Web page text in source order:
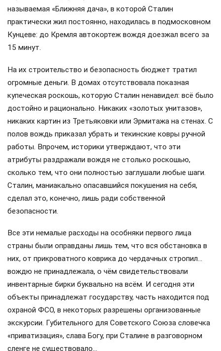
называемая «Ближняя дача», в которой Сталин
практически жил постоянно, находилась в подмосковном
Кунцеве: до Кремля автокортеж вождя доезжал всего за
15 минут.
На их строительство и безопасность бюджет тратил
огромные деньги. В домах отсутствовала показная
купеческая роскошь, которую Сталин ненавидел: всё было
достойно и рационально. Никаких «золотых унитазов»,
никаких картин из Третьяковки или Эрмитажа на стенах. С
полов вождь приказал убрать и текинские ковры ручной
работы. Впрочем, историки утверждают, что эти
атрибуты раздражали вождя не столько роскошью,
сколько тем, что они полностью заглушали любые шаги.
Сталин, маниакально опасавшийся покушения на себя,
сделал это, конечно, лишь ради собственной
безопасности.
Все эти немалые расходы на особняки первого лица
страны были оправданы лишь тем, что вся обстановка в
них, от прикроватного коврика до чердачных стропил…
вождю не принадлежала, о чём свидетельствовали
инвентарные бирки буквально на всём. И сегодня эти
объекты принадлежат государству, часть находится под
охраной ФСО, в некоторых разрешены организованные
экскурсии. Губительного для Советского Союза словечка
«приватизация», слава Богу, при Сталине в разговорном
сленге не существовало…